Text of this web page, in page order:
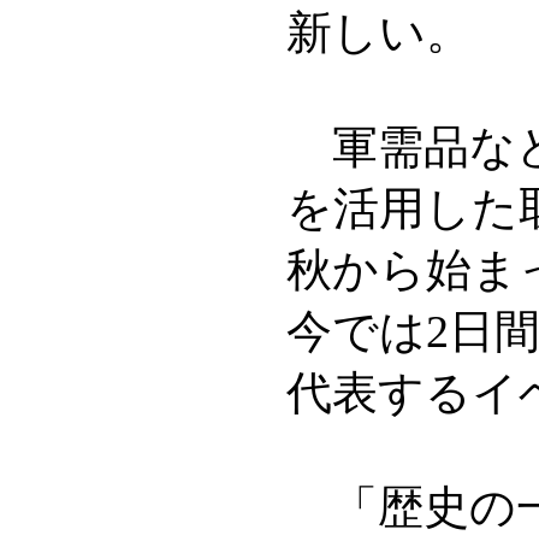
新しい。
軍需品な
を活用した
秋から始ま
今では2日
代表するイ
「歴史の